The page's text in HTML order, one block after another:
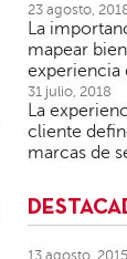
23 agosto,
La
mapear
experiencia
31 julio, 2018
La
cliente
marcas de
13 agosto, 2015